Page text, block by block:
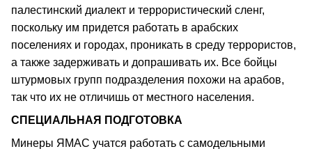
палестинский диалект и террористический сленг,
поскольку им придется работать в арабских
поселениях и городах, проникать в среду террористов,
а также задерживать и допрашивать их. Все бойцы
штурмовых групп подразделения похожи на арабов,
так что их не отличишь от местного населения.
СПЕЦИАЛЬНАЯ ПОДГОТОВКА
Минеры ЯМАС учатся работать с самодельными